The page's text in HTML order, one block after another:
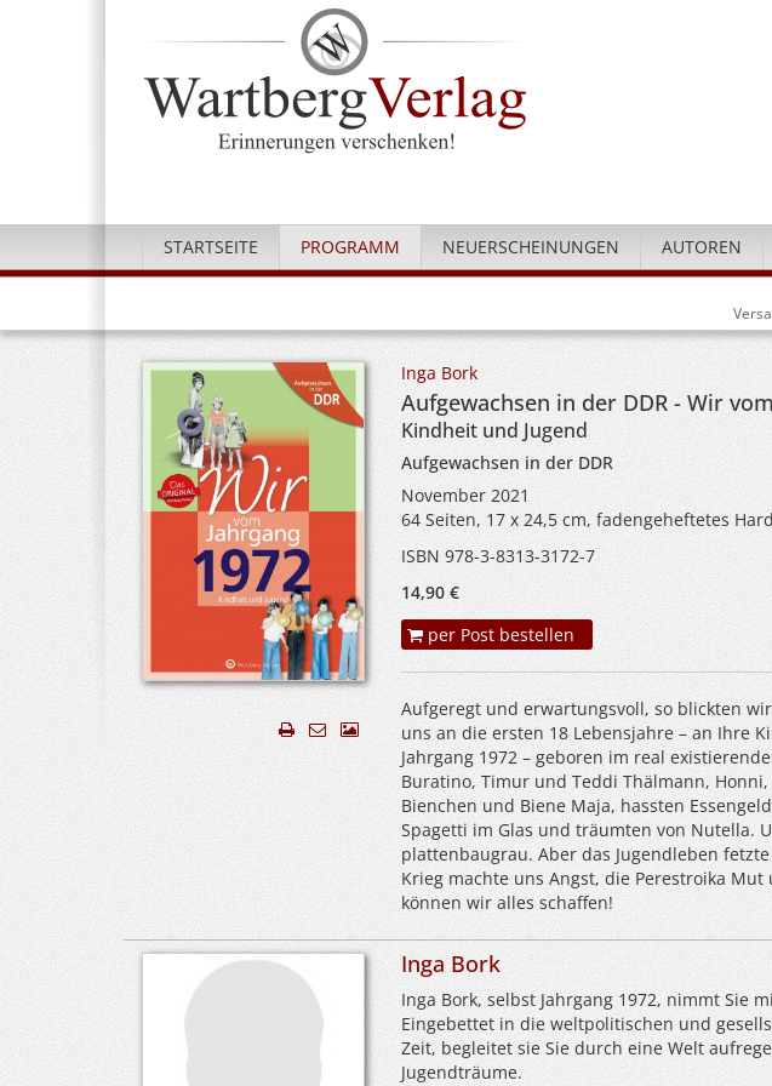
STARTSEITE PROGRAMM NEUERSCHEINUNGEN AUTOREN
Inga Bork
Aufgewachsen in der DDR - Wir
Kindheit und Jugend
Aufgewachsen in der DDR
November 2021
64 Seiten, 17 x 24,5 cm, fadengeheftetes
ISBN 978-3-8313-3172-7
14,90 €
per Post bestellen
Aufgeregt und erwartungsvoll, so blickten
uns an die ersten 18 Lebensjahre – an Ihre
Jahrgang 1972 – geboren im real
Buratino, Timur und Teddi Thälmann,
Bienchen und Biene Maja, hassten
Spagetti im Glas und träumten von Nutella.
plattenbaugrau. Aber das Jugendleben
Krieg machte uns Angst, die Perestroika
können wir alles schaffen!
Inga Bork
Inga Bork, selbst Jahrgang 1972, nimmt Sie
Eingebettet in die weltpolitischen und
Zeit, begleitet sie Sie durch eine Welt
Jugendträume.